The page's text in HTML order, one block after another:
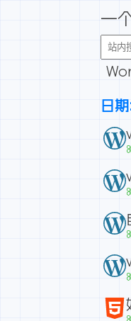
一
日